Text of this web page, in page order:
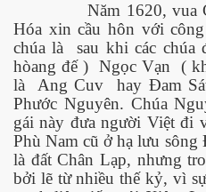
Năm 1620, vua
Hóa xin cầu hôn với
chúa là
sau khi các chúa
hòang đế ) Ngọc Vạn
(
là
Ang Cuv
hay Đam
Phước Nguyên. Chúa
gái này đưa người Việt đi
Phù Nam cũ ở hạ lưu
là đất Chân Lạp, nhưng
bởi lẽ từ nhiều thế kỷ, vì